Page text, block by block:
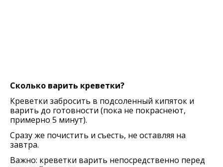
Сколько варить креветки?
Креветки забросить в подсоленный кипяток и
варить до готовности (пока не покраснеют,
примерно 5 минут).
Сразу же почистить и съесть, не оставляя на
завтра.
Важно: креветки варить непосредственно перед